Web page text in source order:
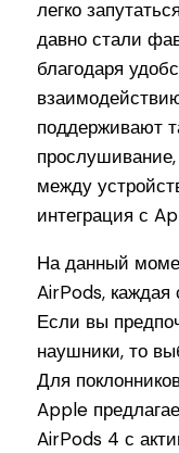
легко
давно стали
благодаря
поддерживают
между
интеграция с
На данный
AirPods, каждая
Если вы
наушники, то
Для
Apple
AirPods 4 с